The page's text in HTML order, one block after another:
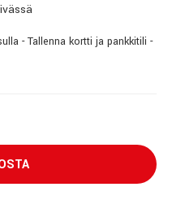
- Tallenna kortti ja pankkitili -